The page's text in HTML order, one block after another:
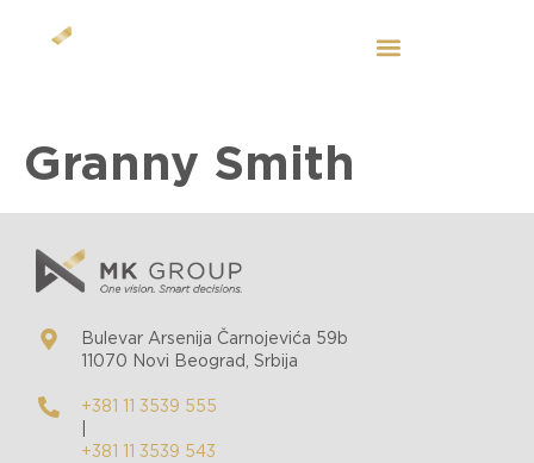
Granny Smith
Bulevar Arsenija Čarnojevića 59b
11070 Novi Beograd, Srbija
+381 11 3539 555
+381 11 3539 543